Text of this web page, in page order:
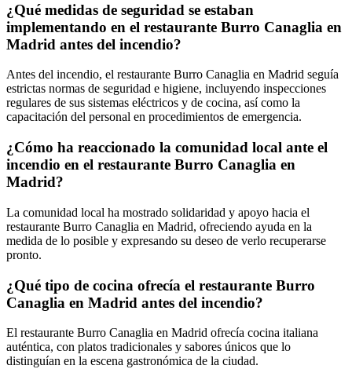
¿Qué medidas de seguridad se estaban
implementando en el restaurante Burro Canaglia en
Madrid antes del incendio?
Antes del incendio, el restaurante Burro Canaglia en Madrid seguía
estrictas normas de seguridad e higiene, incluyendo inspecciones
regulares de sus sistemas eléctricos y de cocina, así como la
capacitación del personal en procedimientos de emergencia.
¿Cómo ha reaccionado la comunidad local ante el
incendio en el restaurante Burro Canaglia en
Madrid?
La comunidad local ha mostrado solidaridad y apoyo hacia el
restaurante Burro Canaglia en Madrid, ofreciendo ayuda en la
medida de lo posible y expresando su deseo de verlo recuperarse
pronto.
¿Qué tipo de cocina ofrecía el restaurante Burro
Canaglia en Madrid antes del incendio?
El restaurante Burro Canaglia en Madrid ofrecía cocina italiana
auténtica, con platos tradicionales y sabores únicos que lo
distinguían en la escena gastronómica de la ciudad.